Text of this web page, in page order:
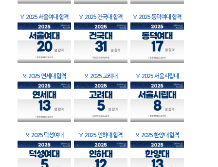
🏅 2025 서울여대 합격 🏅 2025 건국대 합격 🏅 2025 동덕여대 합격
🏅 2025 연세대 합격 🏅 2025 고려대 🏅 2025 서울시립대
🏅 2025 덕성여대 🏅 2025 인하대 합격 🏅 2025 한양대 합격